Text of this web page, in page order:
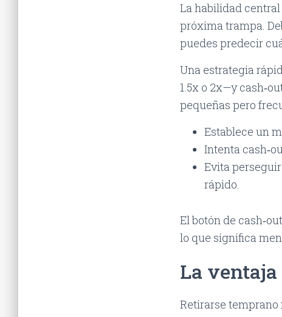
La habilidad
próxima trampa.
puedes predecir
Una estrategia
1.5x o 2x—y
pequeñas pero
Establece un
Intenta
Evita
rápido.
El botón de
lo que significa
La
Retirarse